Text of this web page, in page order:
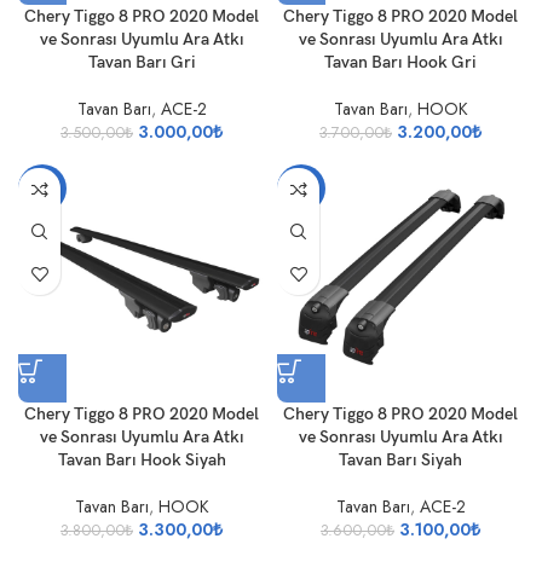
Chery Tiggo 8 PRO 2020 Model
ve Sonrası Uyumlu Ara Atkı
Tavan Barı Gri
Tavan Barı, ACE-2
3.500,00₺ 3.000,00₺
Chery Tiggo 8 PRO 2020 Model
ve Sonrası Uyumlu Ara Atkı
Tavan Barı Hook Gri
Tavan Barı, HOOK
3.700,00₺ 3.200,00₺
-13%
Chery Tiggo 8 PRO 2020 Model
ve Sonrası Uyumlu Ara Atkı
Tavan Barı Hook Siyah
Tavan Barı, HOOK
3.800,00₺ 3.300,00₺
-14%
Chery Tiggo 8 PRO 2020 Model
ve Sonrası Uyumlu Ara Atkı
Tavan Barı Siyah
Tavan Barı, ACE-2
3.600,00₺ 3.100,00₺